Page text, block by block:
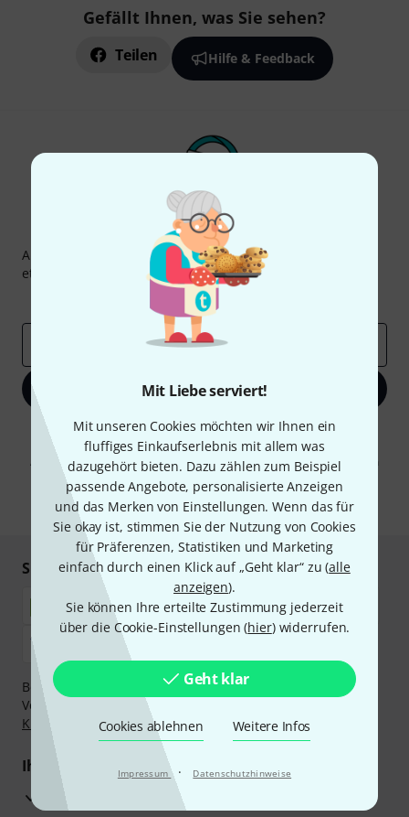
Mit Liebe serviert!
Mit unseren Cookies möchten wir Ihnen ein
fluffiges Einkaufserlebnis mit allem was
dazugehört bieten. Dazu zählen zum Beispiel
passende Angebote, personalisierte Anzeigen
und das Merken von Einstellungen. Wenn das für
Sie okay ist, stimmen Sie der Nutzung von Cookies
für Präferenzen, Statistiken und Marketing
einfach durch einen Klick auf „Geht klar“ zu (alle
anzeigen).
Sie können Ihre erteilte Zustimmung jederzeit
über die Cookie-Einstellungen (hier) widerrufen.
Geht klar
Cookies ablehnen Weitere Infos
Impressum · Datenschutzhinweise
Gefällt Ihnen, was Sie sehen?
Teilen Hilfe & Feedback
Thomann Newsletter
Abonniere den Thomann Newsletter und gewinne mit
etwas Glück einen von
50 Gutscheinenüber jeweils
Jetzt anmelden
Mit Klick auf „Jetzt anmelden“ stimmen Sie dem Erhalt von E-Mail-
Werbung und einer Messung des E-Mail-Nutzungsverhaltens zu. Die
Abmeldung ist jederzeit möglich. Weitere Informationen finden Sie in
unserenDatenschutzhinweisen.
* Pflichtfeld
Sicher einkaufen & bezahlen
Bezahlen Sie vertraulich und sicher per Nachnahme,
Vorkasse, PayPal, Amazon Pay,
Klarna Ratenzahlungoder Kreditkarte.
Ihre Vorteile
3 Jahre Thomann Garantie